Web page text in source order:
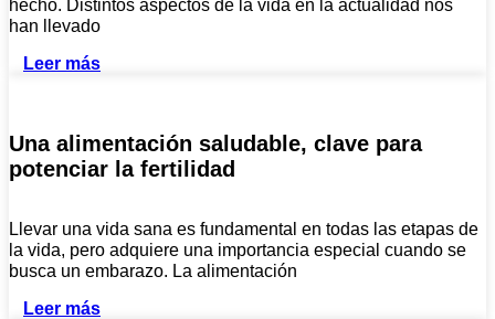
hecho. Distintos aspectos de la vida en la actualidad nos
han llevado
Leer más
Una alimentación saludable, clave para
potenciar la fertilidad
Llevar una vida sana es fundamental en todas las etapas de
la vida, pero adquiere una importancia especial cuando se
busca un embarazo. La alimentación
Leer más